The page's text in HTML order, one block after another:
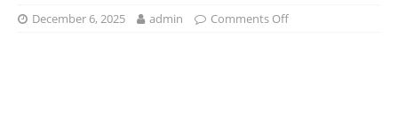
December 6, 2025 admin Comments Off